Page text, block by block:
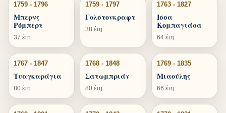
1759 - 1796
Μπερνς
Ρόμπερτ
37 έτη
1759 - 1797
Γολστονκραφτ
38 έτη
1763 - 1827
Ισσα
Κομπαγιάσα
64 έτη
1767 - 1847
Τυαγκαράγια
80 έτη
1768 - 1848
Σατωμπριάν
80 έτη
1769 - 1835
Μιαούλης
66 έτη